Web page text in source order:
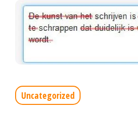
Uncategorized